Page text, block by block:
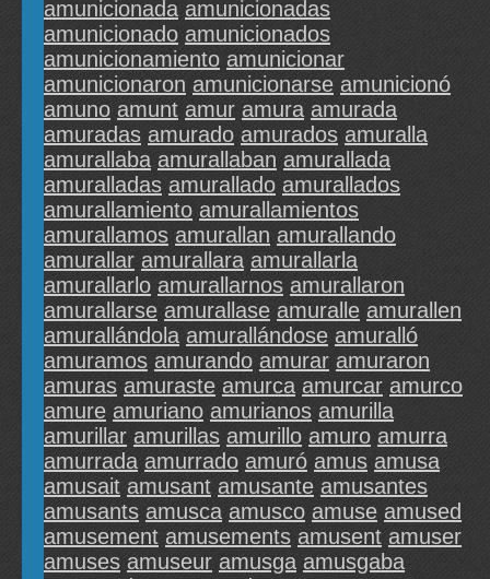
amunicionada amunicionadas
amunicionado amunicionados
amunicionamiento amunicionar
amunicionaron amunicionarse amunicionó
amuno amunt amur amura amurada
amuradas amurado amurados amuralla
amurallaba amurallaban amurallada
amuralladas amurallado amurallados
amurallamiento amurallamientos
amurallamos amurallan amurallando
amurallar amurallara amurallarla
amurallarlo amurallarnos amurallaron
amurallarse amurallase amuralle amurallen
amurallándola amurallándose amuralló
amuramos amurando amurar amuraron
amuras amuraste amurca amurcar amurco
amure amuriano amurianos amurilla
amurillar amurillas amurillo amuro amurra
amurrada amurrado amuró amus amusa
amusait amusant amusante amusantes
amusants amusca amusco amuse amused
amusement amusements amusent amuser
amuses amuseur amusga amusgaba